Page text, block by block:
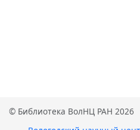
© Библиотека ВолНЦ РАН 2026